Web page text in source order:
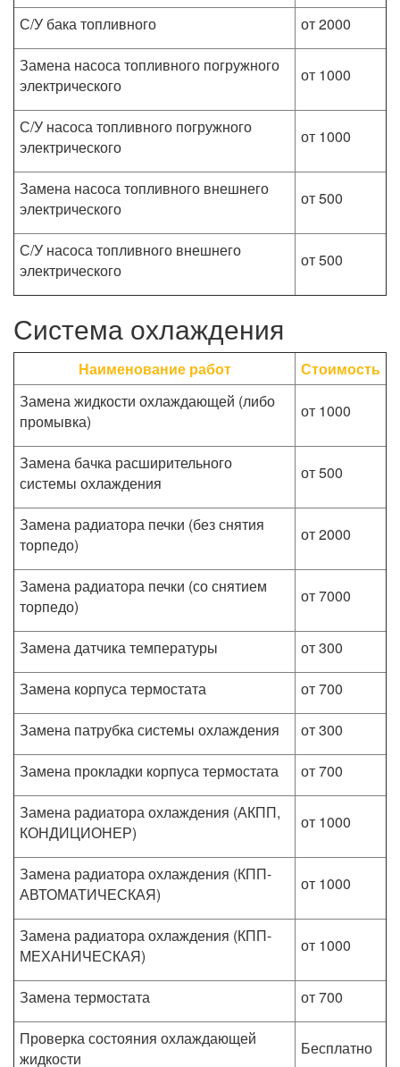
С/У бака топливного
от 2000
Замена насоса топливного погружного
электрического
от 1000
С/У насоса топливного погружного
электрического
от 1000
Замена насоса топливного внешнего
электрического
от 500
С/У насоса топливного внешнего
электрического
от 500
Система охлаждения
Наименование работ
Стоимость
Замена жидкости охлаждающей (либо
промывка)
от 1000
Замена бачка расширительного
системы охлаждения
от 500
Замена радиатора печки (без снятия
торпедо)
от 2000
Замена радиатора печки (со снятием
торпедо)
от 7000
Замена датчика температуры
от 300
Замена корпуса термостата
от 700
Замена патрубка системы охлаждения
от 300
Замена прокладки корпуса термостата
от 700
Замена радиатора охлаждения (АКПП,
КОНДИЦИОНЕР)
от 1000
Замена радиатора охлаждения (КПП-
АВТОМАТИЧЕСКАЯ)
от 1000
Замена радиатора охлаждения (КПП-
МЕХАНИЧЕСКАЯ)
от 1000
Замена термостата
от 700
Проверка состояния охлаждающей
жидкости
Бесплатно